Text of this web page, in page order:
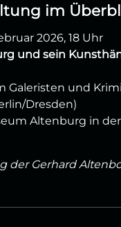
im
2026, 18 Uhr
und sein
Galeristen und
Dresden)
Altenburg in
der Gerhard